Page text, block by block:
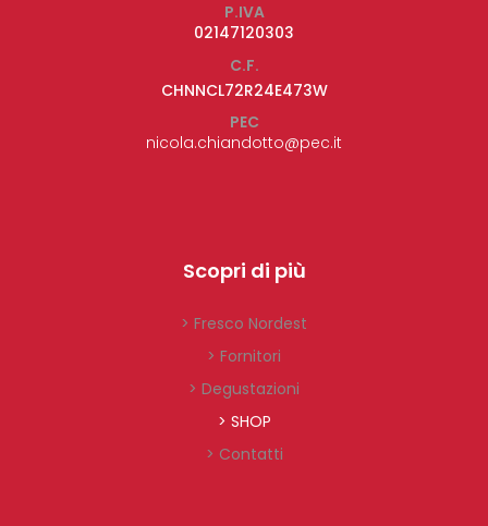
P.IVA
02147120303
C.F.
CHNNCL72R24E473W
PEC
nicola.chiandotto@pec.it
Scopri di più
> Fresco Nordest
> Fornitori
> Degustazioni
> SHOP
> Contatti